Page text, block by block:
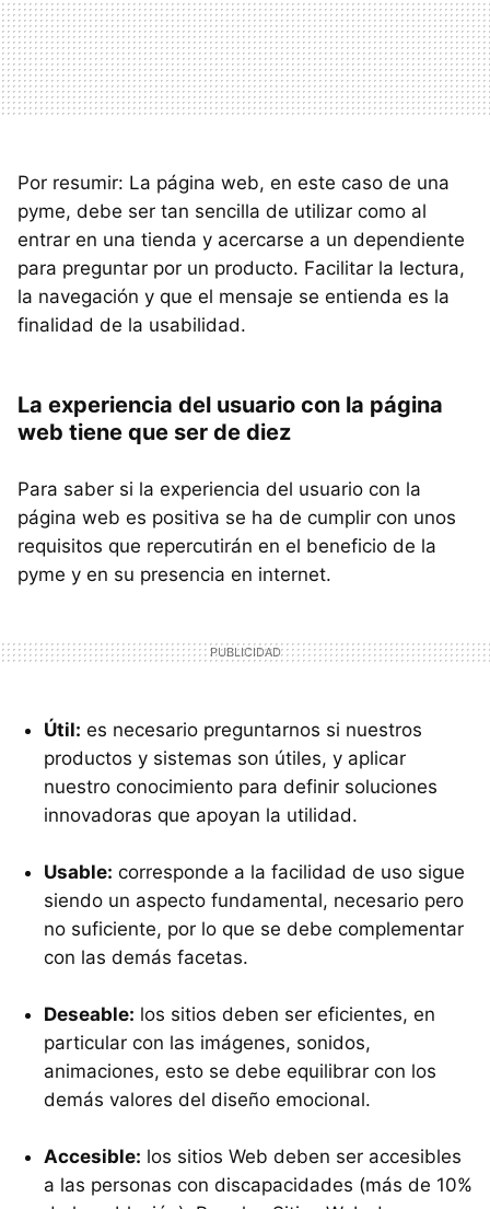
Por resumir: La página web, en este caso de una
pyme, debe ser tan sencilla de utilizar como al
entrar en una tienda y acercarse a un dependiente
para preguntar por un producto. Facilitar la lectura,
la navegación y que el mensaje se entienda es la
finalidad de la usabilidad.
La experiencia del usuario con la página
web tiene que ser de diez
Para saber si la experiencia del usuario con la
página web es positiva se ha de cumplir con unos
requisitos que repercutirán en el beneficio de la
pyme y en su presencia en internet.
Útil: es necesario preguntarnos si nuestros
productos y sistemas son útiles, y aplicar
nuestro conocimiento para definir soluciones
innovadoras que apoyan la utilidad.
Usable: corresponde a la facilidad de uso sigue
siendo un aspecto fundamental, necesario pero
no suficiente, por lo que se debe complementar
con las demás facetas.
Deseable: los sitios deben ser eficientes, en
particular con las imágenes, sonidos,
animaciones, esto se debe equilibrar con los
demás valores del diseño emocional.
Accesible: los sitios Web deben ser accesibles
a las personas con discapacidades (más de 10%